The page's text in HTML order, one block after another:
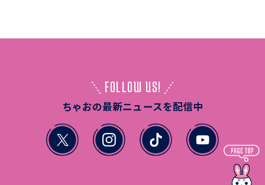
FOLLOW US!
ちゃおの最新ニュースを配信中